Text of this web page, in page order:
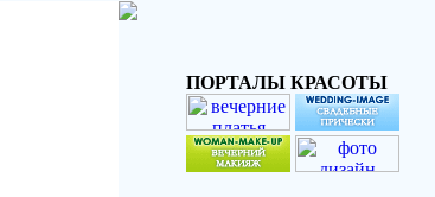
ПОРТАЛЫ КРАСОТЫ